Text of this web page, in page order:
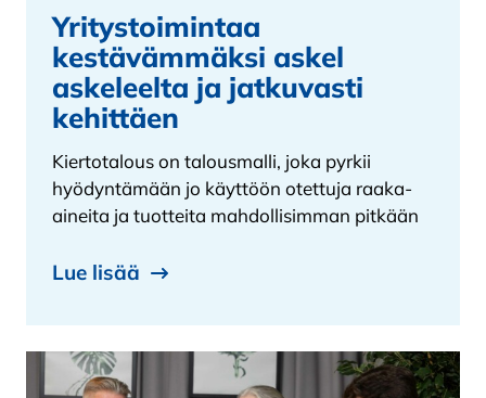
Yritystoimintaa
kestävämmäksi askel
askeleelta ja jatkuvasti
kehittäen
Kiertotalous on talousmalli, joka pyrkii
hyödyntämään jo käyttöön otettuja raaka-
aineita ja tuotteita mahdollisimman pitkään
Lue lisää